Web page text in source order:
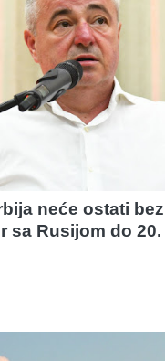
neće ostati
sa Rusijom do